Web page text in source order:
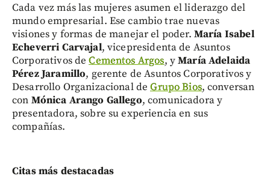
Cada vez más las mujeres asumen el liderazgo del
mundo empresarial. Ese cambio trae nuevas
visiones y formas de manejar el poder. María Isabel
Echeverri Carvajal, vicepresidenta de Asuntos
Corporativos deCementos Argos, yMaría Adelaida
Pérez Jaramillo, gerente de Asuntos Corporativos y
Desarrollo Organizacional deGrupo Bios, conversan
con Mónica Arango Gallego, comunicadora y
presentadora, sobre su experiencia en sus
compañías.
Citas más destacadas